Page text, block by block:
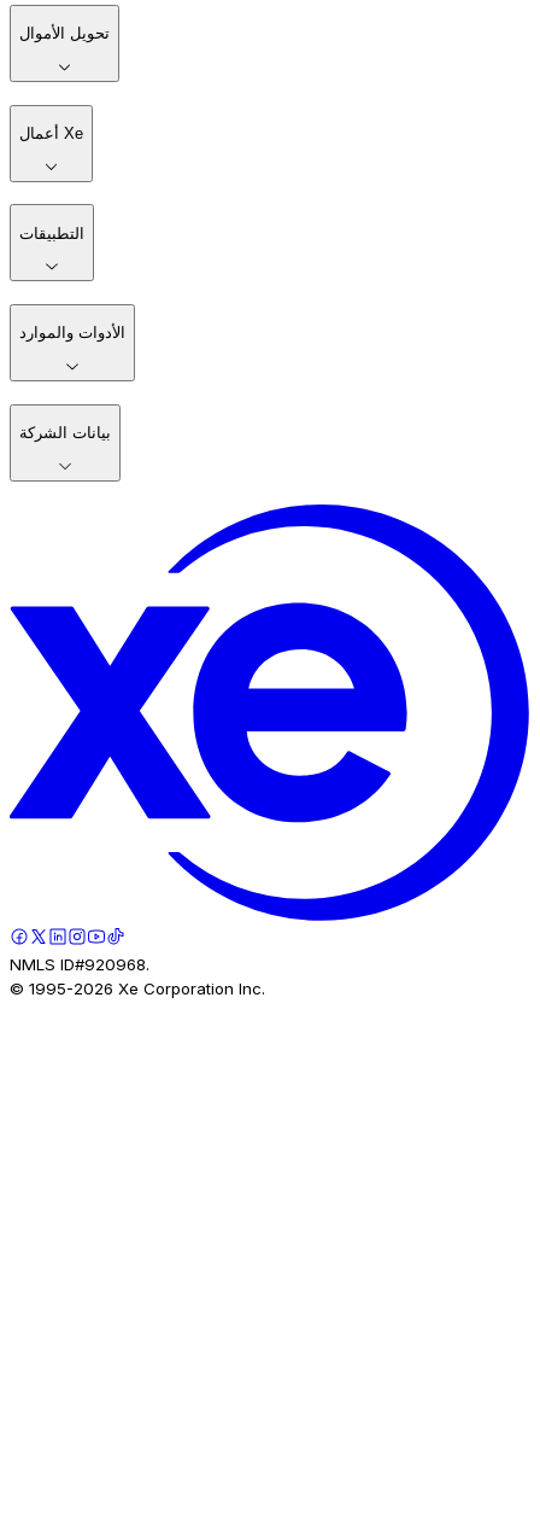
تحويل الأموال
أعمال Xe
التطبيقات
الأدوات والموارد
بيانات الشركة
NMLS ID#920968.
© 1995-2026 Xe Corporation Inc.